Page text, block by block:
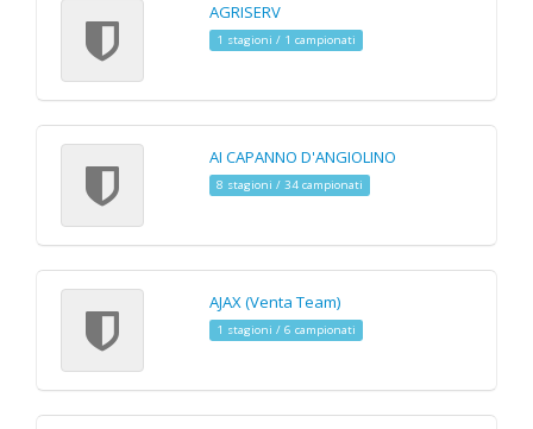
AGRISERV
1 stagioni / 1 campionati
AI CAPANNO D'ANGIOLINO
8 stagioni / 34 campionati
AJAX (Venta Team)
1 stagioni / 6 campionati